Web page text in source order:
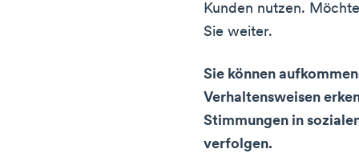
Kunden nutzen.
Sie weiter.
Sie können
Verhaltensweisen
Stimmungen in
verfolgen.